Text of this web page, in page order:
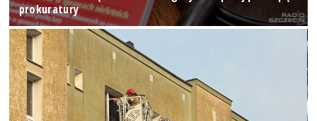
prokuratury